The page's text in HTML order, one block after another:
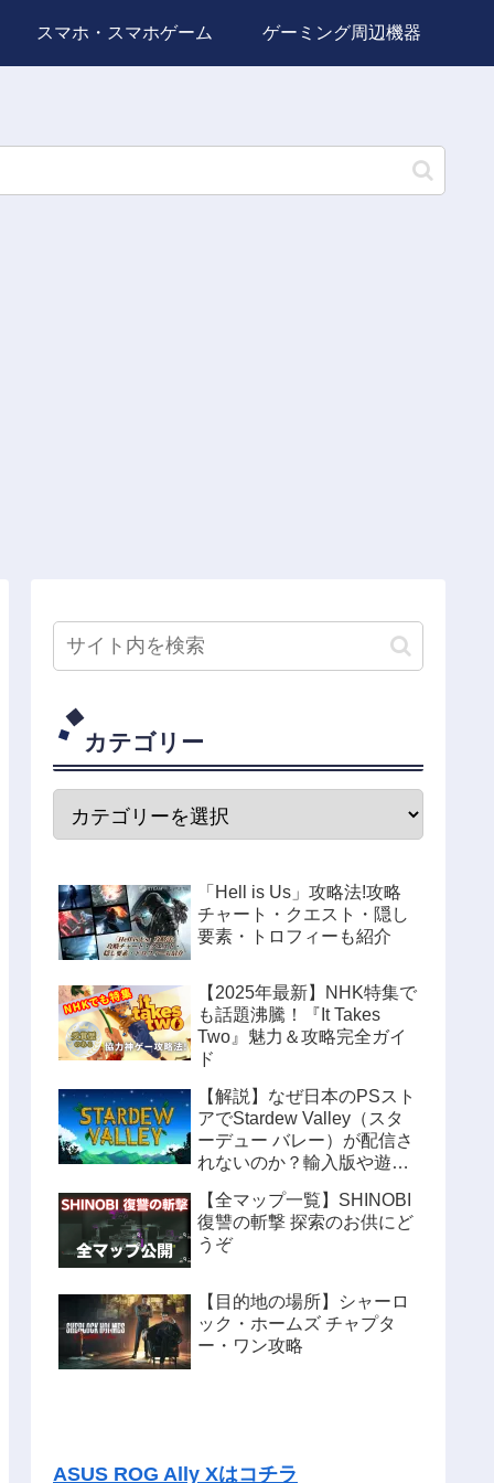
スマホ・スマホゲーム ゲーミング周辺機器
カテゴリー
「Hell is Us」攻略法!攻略
チャート・クエスト・隠し
要素・トロフィーも紹介
【2025年最新】NHK特集で
も話題沸騰！『It Takes
Two』魅力＆攻略完全ガイ
ド
【解説】なぜ日本のPSスト
アでStardew Valley（スタ
ーデュー バレー）が配信さ
れないのか？輸入版や遊ぶ
【全マップ一覧】SHINOBI
復讐の斬撃 探索のお供にど
うぞ
【目的地の場所】シャーロ
ック・ホームズ チャプタ
ー・ワン攻略
ASUS ROG Ally Xはコチラ